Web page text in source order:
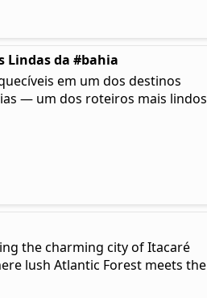
Lindas da #bahia
em um dos destinos
— um dos roteiros mais lindos
the charming city of Itacaré
lush Atlantic Forest meets the